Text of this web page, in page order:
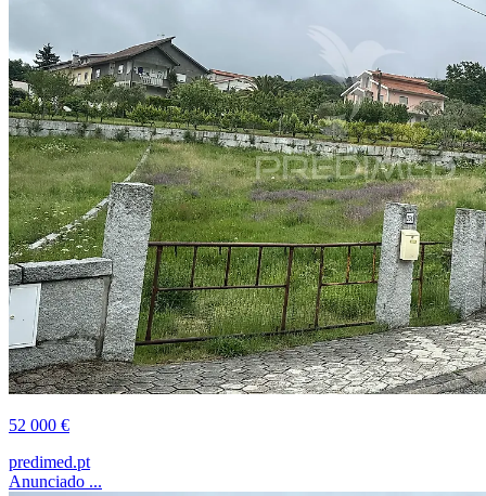
52 000 €
predimed.pt
Anunciado ...